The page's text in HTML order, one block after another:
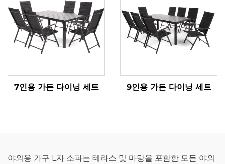
7인용 가든 다이닝 세트 9인용 가든 다이닝 세트
야외용 가구 L자 소파는 테라스 및 마당을 포함한 모든 야외